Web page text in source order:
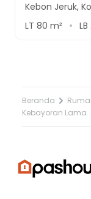
Kebon Jeruk,
LT 80 m² LB
Beranda
Kebayoran Lama